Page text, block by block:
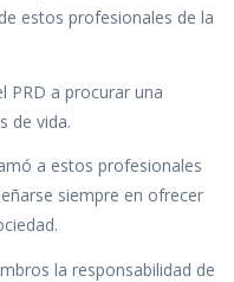
estos profesionales de la
PRD a procurar una
de vida.
a estos profesionales
siempre en ofrecer
la responsabilidad de